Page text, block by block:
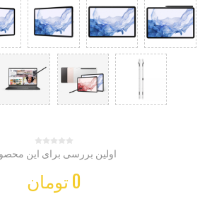
اولین بررسی برای این
0 تومان